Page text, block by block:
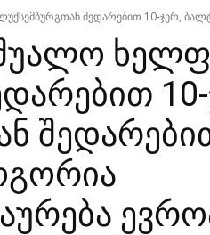
შედარებით 10-ჯერ,